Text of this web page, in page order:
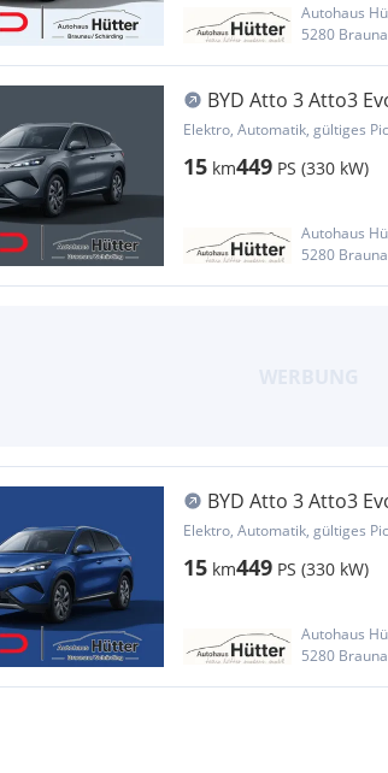
Autohaus
5280
BYD Atto 3 Atto3
Österreich Paket AWD
Elektro, Automatik, gültiges
15 km449 PS (330 kW)
Autohaus
5280
BYD Atto 3 Atto3
Österreich Paket AWD
Elektro, Automatik, gültiges
15 km449 PS (330 kW)
Autohaus
5280